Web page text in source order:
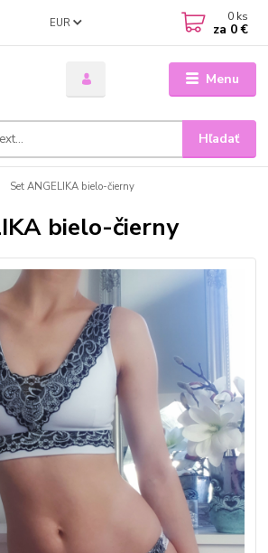
Menu
EUR
Hľadať
0 ks
za 0 €
Set ANGELIKA bielo-čierny
bielo-čierny